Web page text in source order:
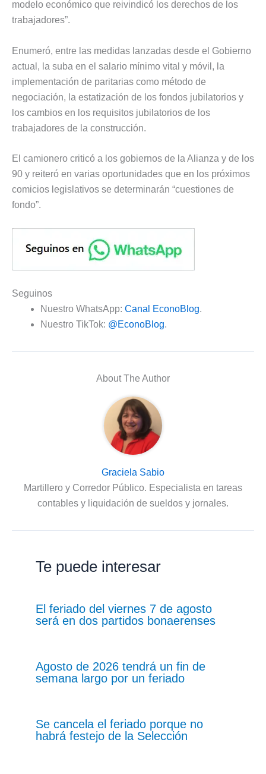
modelo económico que reivindicó los derechos de los
trabajadores”.
Enumeró, entre las medidas lanzadas desde el Gobierno
actual, la suba en el salario mínimo vital y móvil, la
implementación de paritarias como método de
negociación, la estatización de los fondos jubilatorios y
los cambios en los requisitos jubilatorios de los
trabajadores de la construcción.
El camionero criticó a los gobiernos de la Alianza y de los
90 y reiteró en varias oportunidades que en los próximos
comicios legislativos se determinarán “cuestiones de
fondo”.
Seguinos
Nuestro WhatsApp: Canal EconoBlog.
Nuestro TikTok: @EconoBlog.
About The Author
Graciela Sabio
Martillero y Corredor Público. Especialista en tareas
contables y liquidación de sueldos y jornales.
Te puede interesar
El feriado del viernes 7 de agosto
será en dos partidos bonaerenses
Agosto de 2026 tendrá un fin de
semana largo por un feriado
Se cancela el feriado porque no
habrá festejo de la Selección